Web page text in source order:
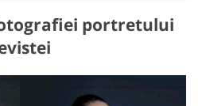
portretului